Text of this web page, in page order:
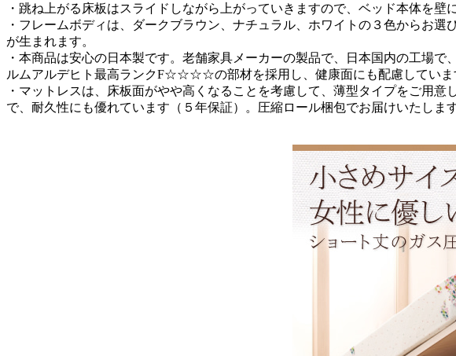
・跳ね上がる床板はスライドしながら上がっていきますので、ベッド本体を
・フレームボディは、ダークブラウン、ナチュラル、ホワイトの３色からお
が生まれます。
・本商品は安心の日本製です。老舗家具メーカーの製品で、日本国内の工場
ルムアルデヒト最高ランクF☆☆☆☆の部材を採用し、健康面にも配慮していま
・マットレスは、床板面がやや高くなることを考慮して、薄型タイプをご用
で、耐久性にも優れています（５年保証）。圧縮ロール梱包でお届けいたしま